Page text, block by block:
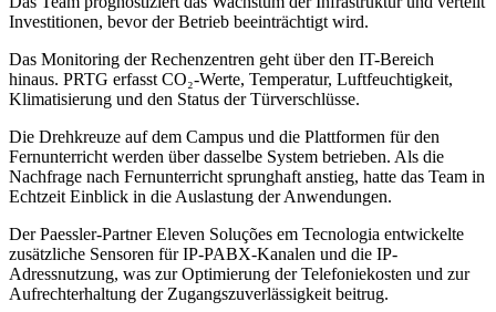
Investitionen, bevor der Betrieb beeinträchtigt wird.
Das Monitoring der Rechenzentren geht über den IT-Bereich
hinaus. PRTG erfasst CO₂-Werte, Temperatur, Luftfeuchtigkeit,
Klimatisierung und den Status der Türverschlüsse.
Die Drehkreuze auf dem Campus und die Plattformen für den
Fernunterricht werden über dasselbe System betrieben. Als die
Nachfrage nach Fernunterricht sprunghaft anstieg, hatte das Team in
Echtzeit Einblick in die Auslastung der Anwendungen.
Der Paessler-Partner Eleven Soluções em Tecnologia entwickelte
zusätzliche Sensoren für IP-PABX-Kanalen und die IP-
Adressnutzung, was zur Optimierung der Telefoniekosten und zur
Aufrechterhaltung der Zugangszuverlässigkeit beitrug.